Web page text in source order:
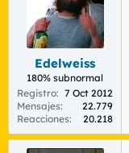
Edelweiss
180% subnormal
Registro
7 Oct 2012
Mensajes
22.779
Reacciones
20.218